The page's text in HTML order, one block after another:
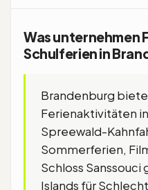
Was unternehmen
Schulferien in
Brandenburg
Ferienaktivitäten
Spreewald-
Sommerferien,
Schloss Sanssouci
Islands für